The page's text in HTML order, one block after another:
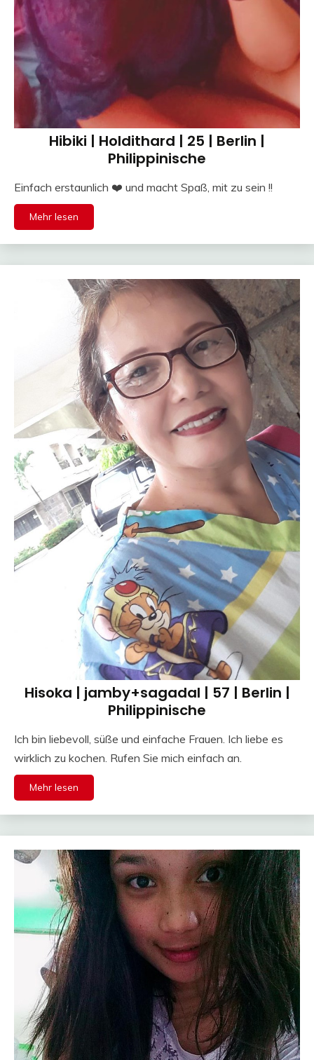
Hibiki | Holdithard | 25 | Berlin |
Philippinische
Einfach erstaunlich ❤️ und macht Spaß, mit zu sein !!
Mehr lesen
Hisoka | jamby+sagadal | 57 | Berlin |
Philippinische
Ich bin liebevoll, süße und einfache Frauen. Ich liebe es
wirklich zu kochen. Rufen Sie mich einfach an.
Mehr lesen